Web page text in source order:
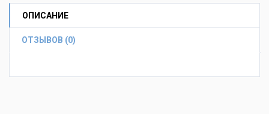
ОПИСАНИЕ
ОТЗЫВОВ (0)